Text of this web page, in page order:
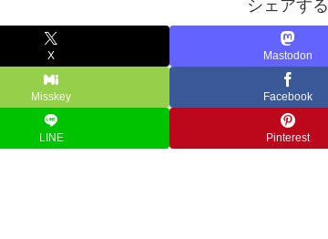
シェアする
X Mastodon
Misskey Facebook
LINE Pinterest